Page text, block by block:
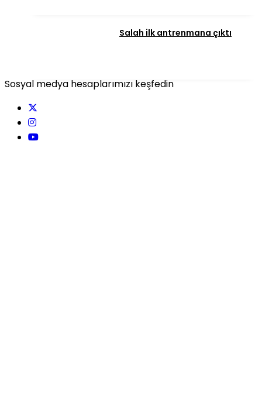
Salah ilk antrenmana çıktı
Sosyal medya hesaplarımızı keşfedin